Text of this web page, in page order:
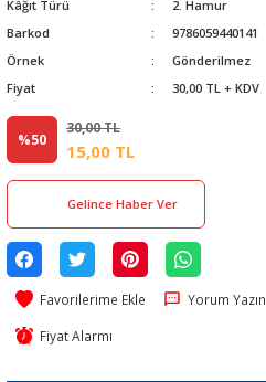
Kâğıt Türü
2. Hamur
Barkod
9786059440141
Örnek
Gönderilmez
Fiyat
30,00 TL + KDV
%50
30,00 TL
15,00 TL
Gelince Haber Ver
Yorum Yazın
Fiyat Alarmı